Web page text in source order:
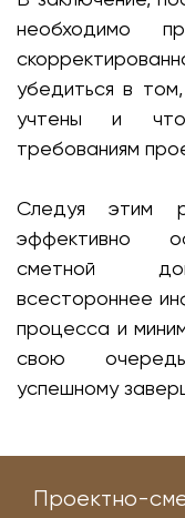
необходимо
убедиться в
учтены и
требованиям
Следуя этим
эффективно
сметной
всестороннее
процесса и
свою
успешному
Проектно-